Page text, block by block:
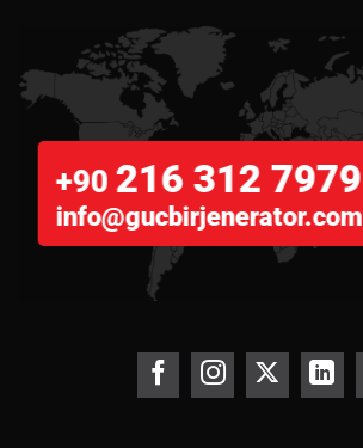
+90 216 312 7979
info@gucbirjenerator.com